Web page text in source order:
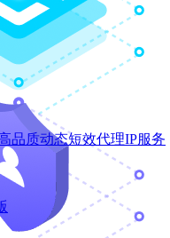
品质动态短效代理IP服务